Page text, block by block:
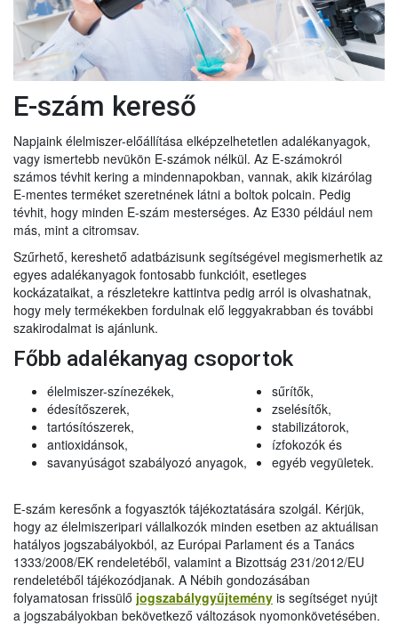
E-szám kereső
Napjaink élelmiszer-előállítása elképzelhetetlen adalékanyagok,
vagy ismertebb nevükön E-számok nélkül. Az E-számokról
számos tévhit kering a mindennapokban, vannak, akik kizárólag
E-mentes terméket szeretnének látni a boltok polcain. Pedig
tévhit, hogy minden E-szám mesterséges. Az E330 például nem
más, mint a citromsav.
Szűrhető, kereshető adatbázisunk segítségével megismerhetik az
egyes adalékanyagok fontosabb funkcióit, esetleges
kockázataikat, a részletekre kattintva pedig arról is olvashatnak,
hogy mely termékekben fordulnak elő leggyakrabban és további
szakirodalmat is ajánlunk.
Főbb adalékanyag csoportok
élelmiszer-színezékek,
édesítőszerek,
tartósítószerek,
antioxidánsok,
savanyúságot szabályozó anyagok,
sűrítők,
zselésítők,
stabilizátorok,
ízfokozók és
egyéb vegyületek.
E-szám keresőnk a fogyasztók tájékoztatására szolgál. Kérjük,
hogy az élelmiszeripari vállalkozók minden esetben az aktuálisan
hatályos jogszabályokból, az Európai Parlament és a Tanács
1333/2008/EK rendeletéből, valamint a Bizottság 231/2012/EU
rendeletéből tájékozódjanak. A Nébih gondozásában
folyamatosan frissülő jogszabálygyűjtemény is segítséget nyújt
a jogszabályokban bekövetkező változások nyomonkövetésében.